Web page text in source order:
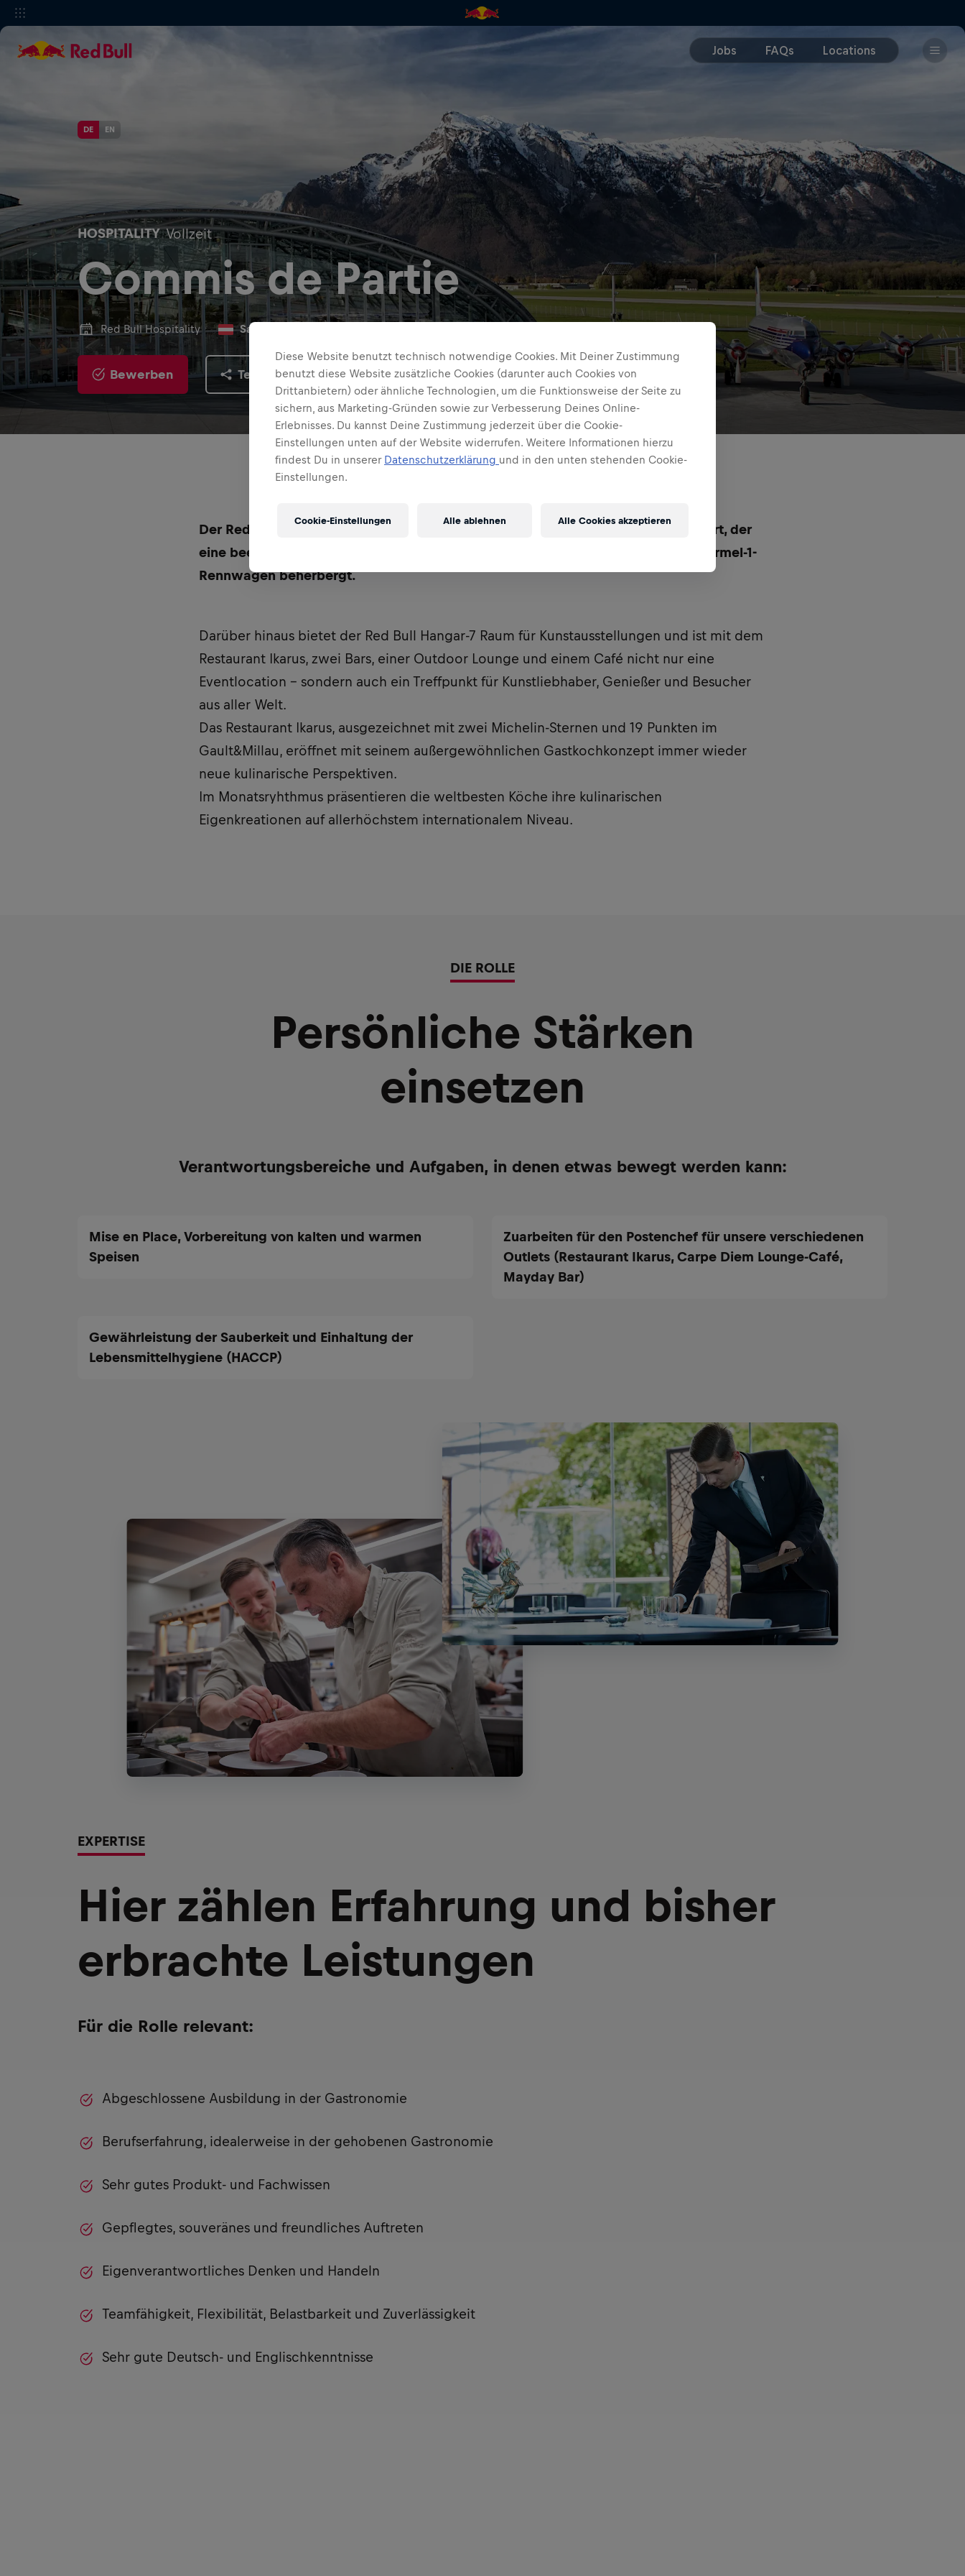
DE EN
HOSPITALITY Vollzeit
Commis de Partie
Red Bull Hospitality Salzburg, Österreich
Bewerben Teilen
Der Red Bull Hangar-7 am Salzburg Airport ist ein architektonisch einzigartiger Ort, der
eine beeindruckende Sammlung historischer Flugzeuge der Flying Bulls sowie Formel-1-
Rennwagen beherbergt.
Darüber hinaus bietet der Red Bull Hangar-7 Raum für Kunstausstellungen und ist mit dem
Restaurant Ikarus, zwei Bars, einer Outdoor Lounge und einem Café nicht nur eine
Eventlocation – sondern auch ein Treffpunkt für Kunstliebhaber, Genießer und Besucher
aus aller Welt.
Das Restaurant Ikarus, ausgezeichnet mit zwei Michelin-Sternen und 19 Punkten im
Gault&Millau, eröffnet mit seinem außergewöhnlichen Gastkochkonzept immer wieder
neue kulinarische Perspektiven.
Im Monatsryhthmus präsentieren die weltbesten Köche ihre kulinarischen
Eigenkreationen auf allerhöchstem internationalem Niveau.
DIE ROLLE
Persönliche Stärken
einsetzen
Verantwortungsbereiche und Aufgaben, in denen etwas bewegt werden kann:
Mise en Place, Vorbereitung von kalten und warmen
Speisen
Zuarbeiten für den Postenchef für unsere verschiedenen
Outlets (Restaurant Ikarus, Carpe Diem Lounge-Café,
Mayday Bar)
Gewährleistung der Sauberkeit und Einhaltung der
Lebensmittelhygiene (HACCP)
EXPERTISE
Hier zählen Erfahrung und bisher
erbrachte Leistungen
Für die Rolle relevant:
Abgeschlossene Ausbildung in der Gastronomie
Berufserfahrung, idealerweise in der gehobenen Gastronomie
Sehr gutes Produkt- und Fachwissen
Gepflegtes, souveränes und freundliches Auftreten
Eigenverantwortliches Denken und Handeln
Teamfähigkeit, Flexibilität, Belastbarkeit und Zuverlässigkeit
Sehr gute Deutsch- und Englischkenntnisse
Diese Website benutzt technisch notwendige Cookies. Mit Deiner Zustimmung
benutzt diese Website zusätzliche Cookies (darunter auch Cookies von
Drittanbietern) oder ähnliche Technologien, um die Funktionsweise der Seite zu
sichern, aus Marketing-Gründen sowie zur Verbesserung Deines Online-
Erlebnisses. Du kannst Deine Zustimmung jederzeit über die Cookie-
Einstellungen unten auf der Website widerrufen. Weitere Informationen hierzu
findest Du in unserer Datenschutzerklärung und in den unten stehenden Cookie-
Einstellungen.
Alle ablehnen Alle Cookies akzeptieren
Cookie-Einstellungen